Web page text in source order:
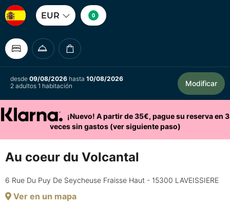
EUR 0
desde 09/08/2026 hasta 10/08/2026
2 adultos 1 habitación
Modificar
¡Nuevo! A partir de 35€, pague su reserva en 3
veces sin gastos (ver siguiente paso)
Au coeur du Volcantal
6 Rue Du Puy De Seycheuse Fraisse Haut - 15300 LAVEISSIERE
Ver en un mapa